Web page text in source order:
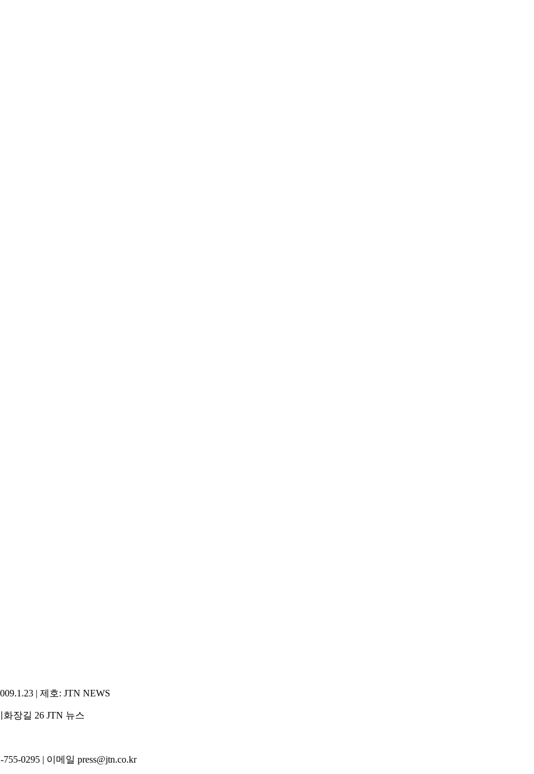
| 제호: JTN NEWS
장길 26 JTN 뉴스
0295 | 이메일 press@jtn.co.kr